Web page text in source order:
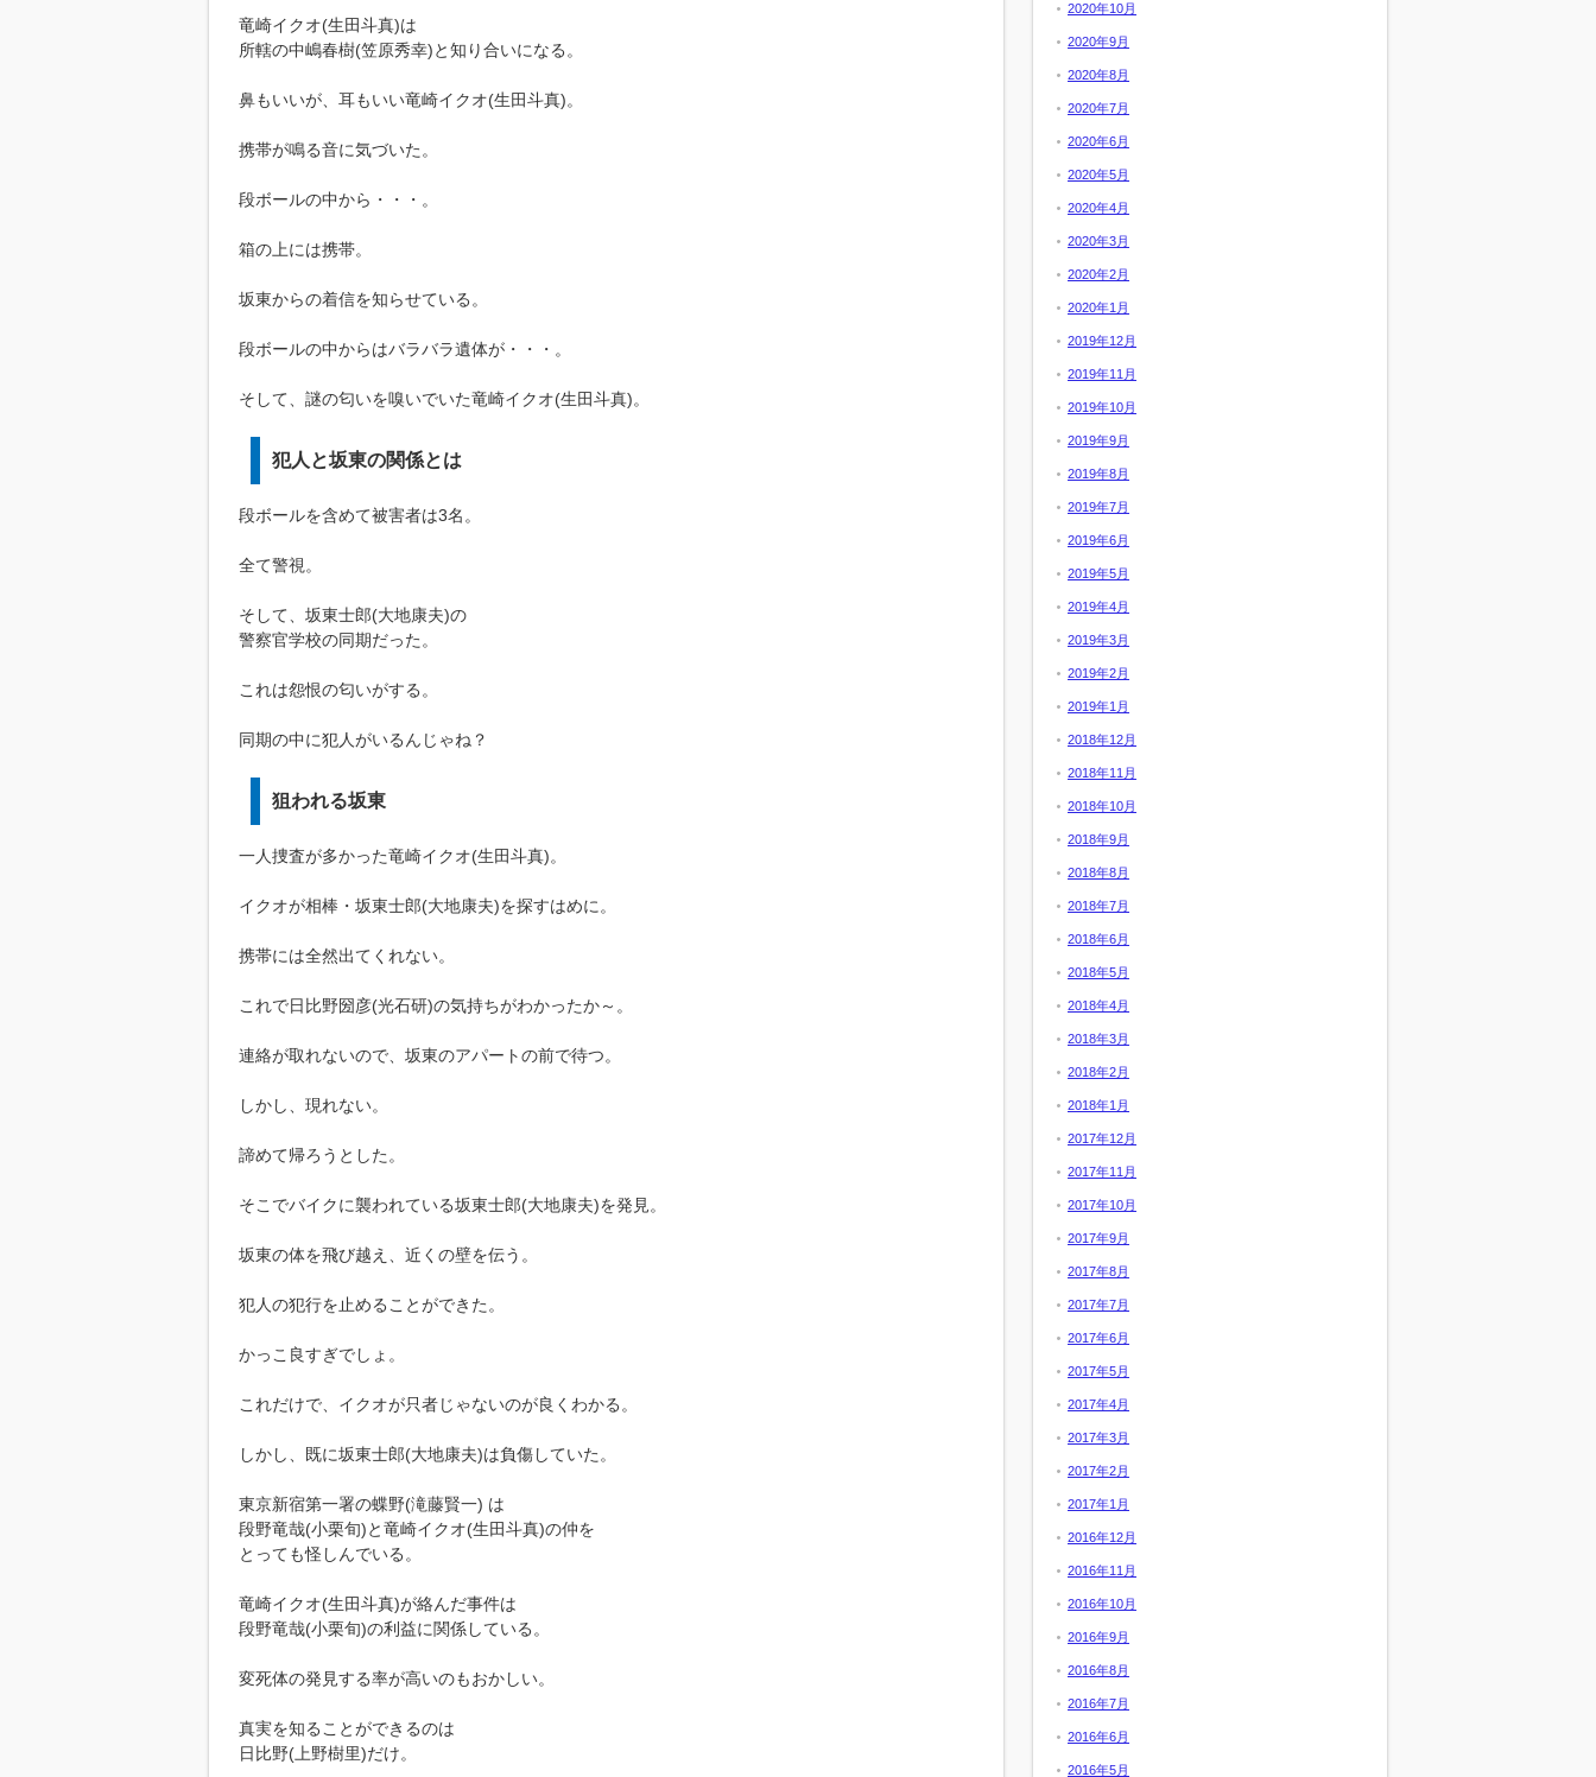
竜崎イクオ(生田斗真)は
所轄の中嶋春樹(笠原秀幸)と知り合いになる。
鼻もいいが、耳もいい竜崎イクオ(生田斗真)。
携帯が鳴る音に気づいた。
段ボールの中から・・・。
箱の上には携帯。
坂東からの着信を知らせている。
段ボールの中からはバラバラ遺体が・・・。
そして、謎の匂いを嗅いでいた竜崎イクオ(生田斗真)。
犯人と坂東の関係とは
段ボールを含めて被害者は3名。
全て警視。
そして、坂東士郎(大地康夫)の
警察官学校の同期だった。
これは怨恨の匂いがする。
同期の中に犯人がいるんじゃね？
狙われる坂東
一人捜査が多かった竜崎イクオ(生田斗真)。
イクオが相棒・坂東士郎(大地康夫)を探すはめに。
携帯には全然出てくれない。
これで日比野圀彦(光石研)の気持ちがわかったか～。
連絡が取れないので、坂東のアパートの前で待つ。
しかし、現れない。
諦めて帰ろうとした。
そこでバイクに襲われている坂東士郎(大地康夫)を発見。
坂東の体を飛び越え、近くの壁を伝う。
犯人の犯行を止めることができた。
かっこ良すぎでしょ。
これだけで、イクオが只者じゃないのが良くわかる。
しかし、既に坂東士郎(大地康夫)は負傷していた。
東京新宿第一署の蝶野(滝藤賢一) は
段野竜哉(小栗旬)と竜崎イクオ(生田斗真)の仲を
とっても怪しんでいる。
竜崎イクオ(生田斗真)が絡んだ事件は
段野竜哉(小栗旬)の利益に関係している。
変死体の発見する率が高いのもおかしい。
真実を知ることができるのは
日比野(上野樹里)だけ。
2020年10月
2020年9月
2020年8月
2020年7月
2020年6月
2020年5月
2020年4月
2020年3月
2020年2月
2020年1月
2019年12月
2019年11月
2019年10月
2019年9月
2019年8月
2019年7月
2019年6月
2019年5月
2019年4月
2019年3月
2019年2月
2019年1月
2018年12月
2018年11月
2018年10月
2018年9月
2018年8月
2018年7月
2018年6月
2018年5月
2018年4月
2018年3月
2018年2月
2018年1月
2017年12月
2017年11月
2017年10月
2017年9月
2017年8月
2017年7月
2017年6月
2017年5月
2017年4月
2017年3月
2017年2月
2017年1月
2016年12月
2016年11月
2016年10月
2016年9月
2016年8月
2016年7月
2016年6月
2016年5月